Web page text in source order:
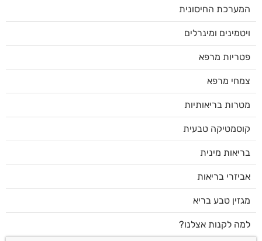
המערכת החיסונית
ויטמינים ומינרלים
פטריות מרפא
צמחי מרפא
מטרות בריאותיות
קוסמטיקה טבעית
בריאות מינית
אביזרי בריאות
מגזין טבע בריא
למה לקנות אצלנו?